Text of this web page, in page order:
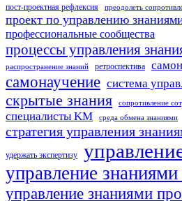
пост-проектная рефлексия преодолеть
проект по управлению
профессиональные сообщества
процессы управления
распространение знаний ретроспектива
самонаучение система
скрытые знания сопротивление
специалисты KM среда обмена знаниями
стратегия управления
удержать экспертизу
управление
управление знаниями